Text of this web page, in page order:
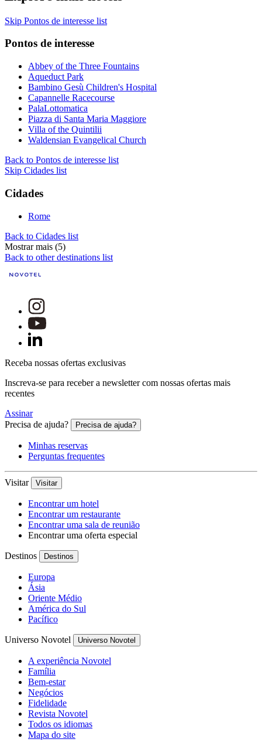
Skip Pontos de interesse list
Pontos de interesse
Abbey of the Three Fountains
Aqueduct Park
Bambino Gesù Children's Hospital
Capannelle Racecourse
PalaLottomatica
Piazza di Santa Maria Maggiore
Villa of the Quintilii
Waldensian Evangelical Church
Back to Pontos de interesse list
Skip Cidades list
Cidades
Rome
Back to Cidades list
Mostrar mais (5)
Back to other destinations list
Receba nossas ofertas exclusivas
Inscreva-se para receber a newsletter com nossas ofertas mais
recentes
Assinar
Precisa de ajuda?
Precisa de ajuda?
Minhas reservas
Perguntas frequentes
Visitar Visitar
Encontrar um hotel
Encontrar um restaurante
Encontrar uma sala de reunião
Encontrar uma oferta especial
Destinos Destinos
Europa
Ásia
Oriente Médio
América do Sul
Pacífico
Universo Novotel Universo Novotel
A experiência Novotel
Família
Bem-estar
Negócios
Fidelidade
Revista Novotel
Todos os idiomas
Mapa do site